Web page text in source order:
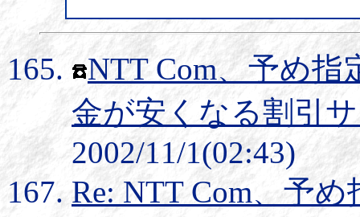
NTT Com、予め
金が安くなる割引
2002/11/1(02:43)
Re: NTT Com、予